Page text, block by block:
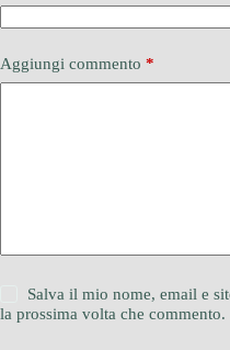
Aggiungi commento *
Salva il mio nome, email e
la prossima volta che commento.